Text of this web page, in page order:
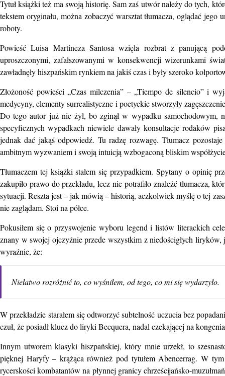
Tytuł książki też ma swoją historię. Sam zaś utwór należy do tych,
tekstem oryginału, można zobaczyć warsztat tłumacza, oglądać
roboty.
Powieść Luisa Martineza Santosa wzięła rozbrat z panującą
uproszczonymi, zafałszowanymi w konsekwencji wizerunkami
zawładnęły hiszpańskim rynkiem na jakiś czas i były szeroko
Złożoność powieści „Czas milczenia” – „Tiempo de silencio” i
medycyny, elementy surrealistyczne i poetyckie stworzyły
Do tego autor już nie żył, bo zginął w wypadku samochodowym,
specyficznych wypadkach niewiele dawały konsultacje rodaków
jednak dać jakąś odpowiedź. Tu radzę rozwagę. Tłumacz
ambitnym wyzwaniem i swoją intuicją wzbogaconą bliskim
Tłumaczem tej książki stałem się przypadkiem. Spytany o opinię
zakupiło prawo do przekładu, lecz nie potrafiło znaleźć tłumacza,
sytuacji. Reszta jest – jak mówią – historią, aczkolwiek myślę o tej
nie zaglądam. Stoi na półce.
Pokusiłem się o przyswojenie wyboru legend i listów literackich
znany w swojej ojczyźnie przede wszystkim z niedościgłych liryków,
wyraźnie, że:
Niełatwo rozróżnić to, co wyśniłem, od tego, co mi się wydarzyło.
W przekładzie starałem się odtworzyć subtelność uczucia bez
czuł, że posiadł klucz do liryki Becquera, nadal czekającej na
Innym utworem klasyki hiszpańskiej, który mnie urzekł, to
pięknej Haryfy – krążąca również pod tytułem Abencerrag. W
rycerskości kombatantów na płynnej granicy chrześcijańsko-